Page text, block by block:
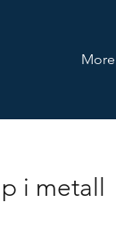
More
i metall